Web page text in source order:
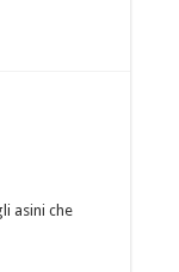
asini che